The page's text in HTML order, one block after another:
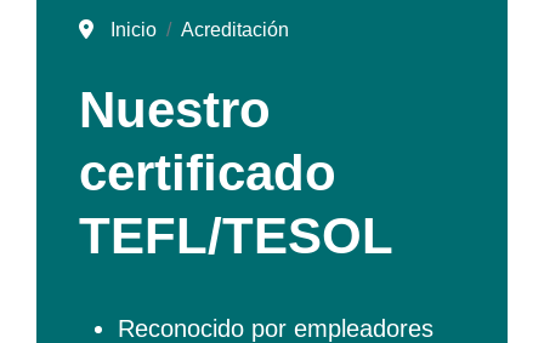
Inicio Acreditación
Nuestro
certificado
TEFL/TESOL
Reconocido por empleadores